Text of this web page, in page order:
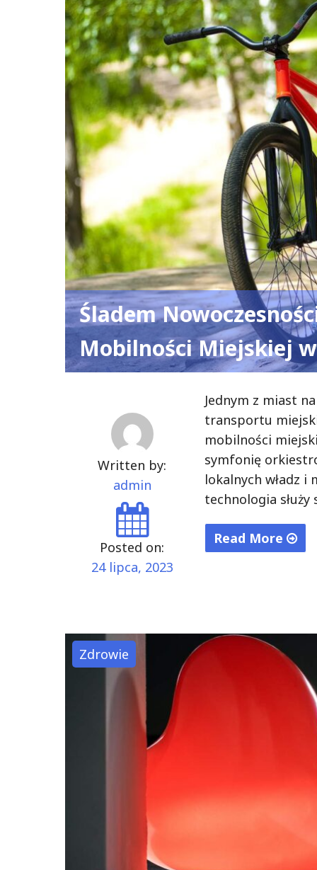
budowania
pewności
siebie"
Śladem
Mobilności Miejskiej
Written by:
admin
Posted on:
24 lipca, 2023
Jednym z miast
transportu
mobilności
symfonię
lokalnych władz i
technologia służy
Read More
Miejskiej
Zdrowie